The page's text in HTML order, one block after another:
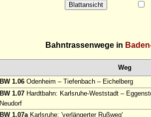
Bahntrassenwege in
Weg
BW 1.06 Odenheim – Tiefenbach – Eichelberg
BW 1.07 Hardtbahn: Karlsruhe-Weststadt –
Neudorf
BW 1.07aKarlsruhe: 'verlängerter Rußweg'